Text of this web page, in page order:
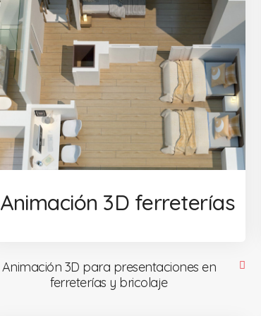
Animación 3D ferreterías
Animación 3D para presentaciones en
ferreterías y bricolaje